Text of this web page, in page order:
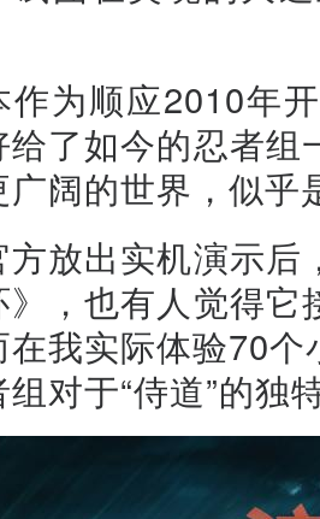
作为顺应2010年
给了如今的忍者组
广阔的世界，似乎
方放出实机演示
》，也有人觉得
在我实际体验70
组对于“侍道”的独